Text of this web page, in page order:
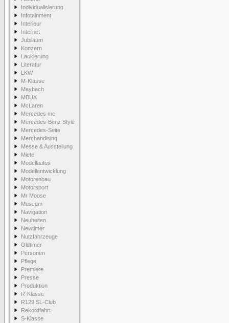
Individualisierung
Infotainment
Interieur
Internet
Jubiläum
Konzern
Lackierung
Literatur
LKW
M-Klasse
Maybach
MBUX
McLaren
Mercedes me
Mercedes-Benz Style
Mercedes-Seite
Merchandising
Messe & Ausstellung
Miete
Modellautos
Modellentwicklung
Motorenbau
Motorsport
Mr Moose
Museum
Navigation
Neuheiten
Newtimer
Nutzfahrzeuge
Oldtimer
Personen
Pflege
Premiere
Presse
Produktion
R-Klasse
R129 SL-Club
Rekordfahrt
S-Klasse